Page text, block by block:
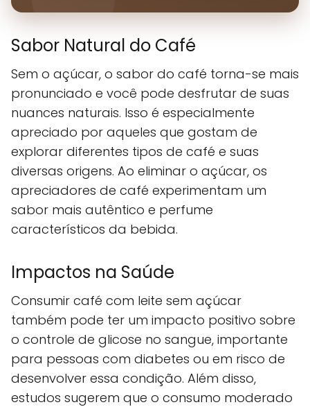
Sabor Natural do Café
Sem o açúcar, o sabor do café torna-se mais
pronunciado e você pode desfrutar de suas
nuances naturais. Isso é especialmente
apreciado por aqueles que gostam de
explorar diferentes tipos de café e suas
diversas origens. Ao eliminar o açúcar, os
apreciadores de café experimentam um
sabor mais autêntico e perfume
característicos da bebida.
Impactos na Saúde
Consumir café com leite sem açúcar
também pode ter um impacto positivo sobre
o controle de glicose no sangue, importante
para pessoas com diabetes ou em risco de
desenvolver essa condição. Além disso,
estudos sugerem que o consumo moderado